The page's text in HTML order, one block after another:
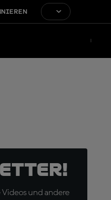
und andere